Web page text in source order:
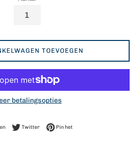
TOEVOEGEN
betalingsopties
Delen op Facebook
TwitterTwitteren op Twitter
Pin hetPinnen op Pinterest